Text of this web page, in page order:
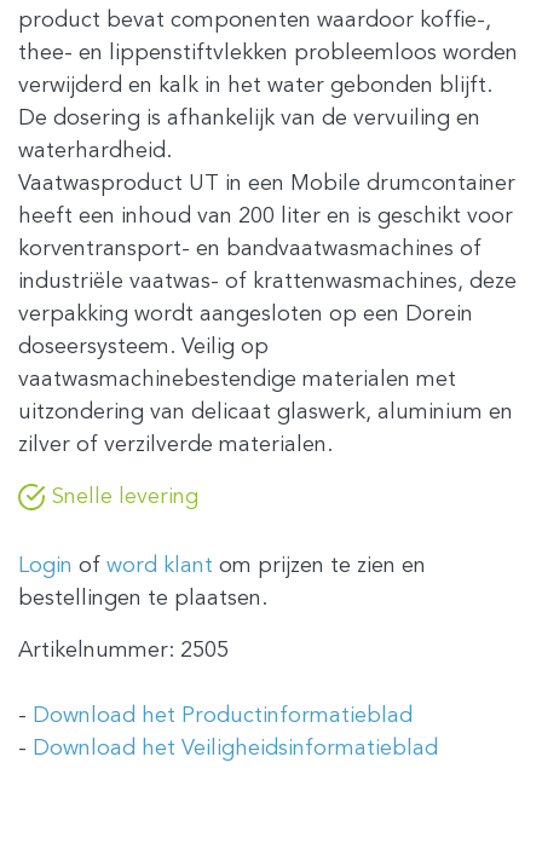
product bevat componenten waardoor koffie-,
thee- en lippenstiftvlekken probleemloos worden
verwijderd en kalk in het water gebonden blijft.
De dosering is afhankelijk van de vervuiling en
waterhardheid.
Vaatwasproduct UT in een Mobile drumcontainer
heeft een inhoud van 200 liter en is geschikt voor
korventransport- en bandvaatwasmachines of
industriële vaatwas- of krattenwasmachines, deze
verpakking wordt aangesloten op een Dorein
doseersysteem. Veilig op
vaatwasmachinebestendige materialen met
uitzondering van delicaat glaswerk, aluminium en
zilver of verzilverde materialen.
Snelle levering
Login of word klant om prijzen te zien en
bestellingen te plaatsen.
Artikelnummer: 2505
- Download het Productinformatieblad
- Download het Veiligheidsinformatieblad